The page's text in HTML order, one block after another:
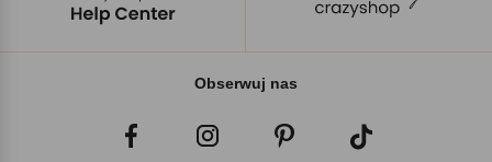
Obserwuj nas